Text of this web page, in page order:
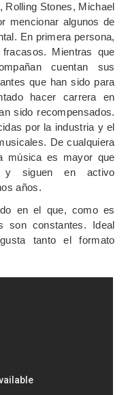
Rolling Stones, Michael
mencionar algunos de
En primera persona,
Mientras que
cuentan sus
que han sido para
hacer carrera en
sido recompensados.
por la industria y el
De cualquiera
música es mayor que
y siguen en activo
años.
en el que, como es
son constantes. Ideal
tanto el formato